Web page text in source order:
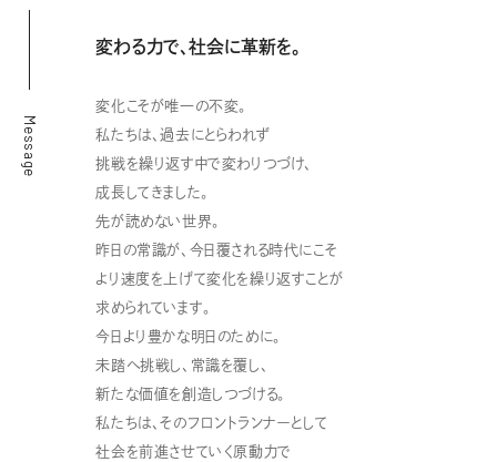
Message
変わる力で、社会に革新を。
変化こそが唯一の不変。
私たちは、過去にとらわれず
挑戦を繰り返す中で変わりつづけ、
成長してきました。
先が読めない世界。
昨日の常識が、今日覆される時代にこそ
より速度を上げて変化を繰り返すことが
求められています。
今日より豊かな明日のために。
未踏へ挑戦し、常識を覆し、
新たな価値を創造しつづける。
私たちは、そのフロントランナーとして
社会を前進させていく原動力で